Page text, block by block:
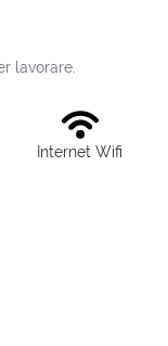
lavorare.
Internet Wifi